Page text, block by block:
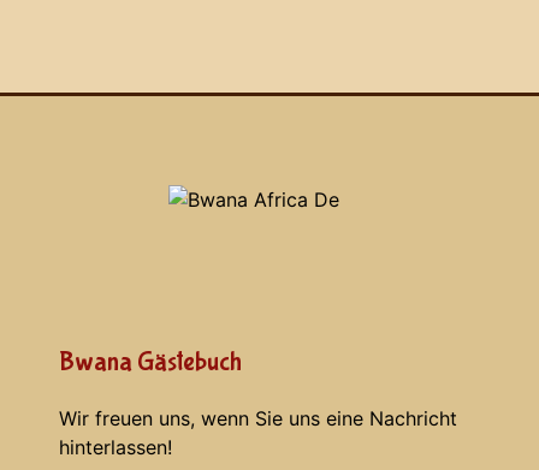
Bwana Gästebuch
Wir freuen uns, wenn Sie uns eine Nachricht
hinterlassen!